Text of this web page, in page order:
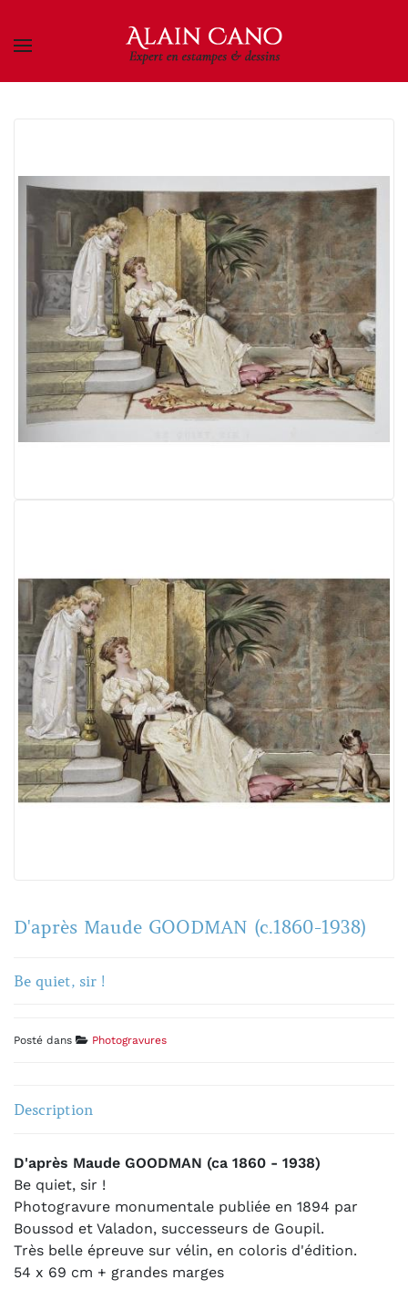
Skip to main content
D'après Maude GOODMAN (c.1860-1938)
Be quiet, sir !
Posté dans Photogravures
Description
D'après Maude GOODMAN (ca 1860 - 1938)
Be quiet, sir !
Photogravure monumentale publiée en 1894 par
Boussod et Valadon, successeurs de Goupil.
Très belle épreuve sur vélin, en coloris d'édition.
54 x 69 cm + grandes marges